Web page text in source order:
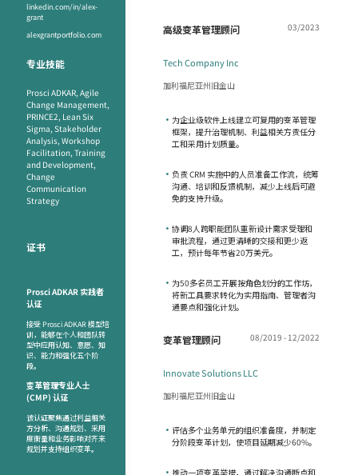
linkedin.com/in/alex-
grant
alexgrantportfolio.com
专业技能
Prosci ADKAR, Agile
Change Management,
PRINCE2, Lean Six
Sigma, Stakeholder
Analysis, Workshop
Facilitation, Training
and Development,
Change
Communication
Strategy
证书
Prosci ADKAR 实践者
认证
接受 Prosci ADKAR 模型培
训，能够在个人和团队转
型中应用认知、意愿、知
识、能力和强化五个阶
段。
变革管理专业人士
(CMP) 认证
该认证聚焦通过利益相关
方分析、沟通规划、采用
度衡量和业务影响对齐来
规划并支持组织变革。
高级变革管理顾问 03/2023
Tech Company Inc
加利福尼亚州旧金山
• 为企业级软件上线建立可复用的变革管理
框架，提升治理机制、利益相关方责任分
工和采用计划质量。
• 负责 CRM 实施中的人员准备工作流，统筹
沟通、培训和反馈机制，减少上线后可避
免的支持升级。
• 协调8人跨职能团队重新设计需求受理和
审批流程，通过更清晰的交接和更少返
工，预计每年节省20万美元。
• 为50多名员工开展按角色划分的工作坊，
将新工具要求转化为实用指南、管理者沟
通要点和强化计划。
变革管理顾问 08/2019 - 12/2022
Innovate Solutions LLC
加利福尼亚州旧金山
• 评估多个业务单元的组织准备度，并制定
分阶段变革计划，使项目延期减少60%。
• 推动一项变革举措，通过解决沟通断点和